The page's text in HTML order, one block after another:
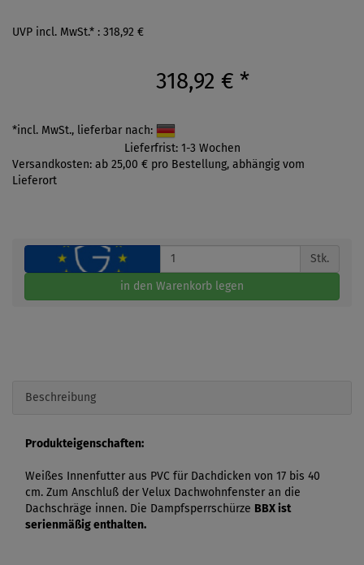
UVP incl. MwSt.* : 318,92 €
318,92 € *
*incl. MwSt., lieferbar nach:
Lieferfrist: 1-3 Wochen
Versandkosten: ab 25,00 € pro Bestellung, abhängig vom
Lieferort
Stk.
in den Warenkorb legen
Beschreibung
Produkteigenschaften:
Weißes Innenfutter aus PVC für Dachdicken von 17 bis 40
cm. Zum Anschluß der Velux Dachwohnfenster an die
Dachschräge innen. Die Dampfsperrschürze BBX ist
serienmäßig enthalten.